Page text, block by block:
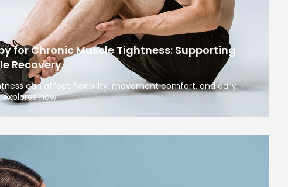
for Chronic Muscle Tightness: Supporting
Recovery
can affect flexibility, movement comfort, and daily
explores how